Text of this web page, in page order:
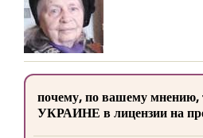
почему, по вашему мнению,
УКРАИНЕ в лицензии на